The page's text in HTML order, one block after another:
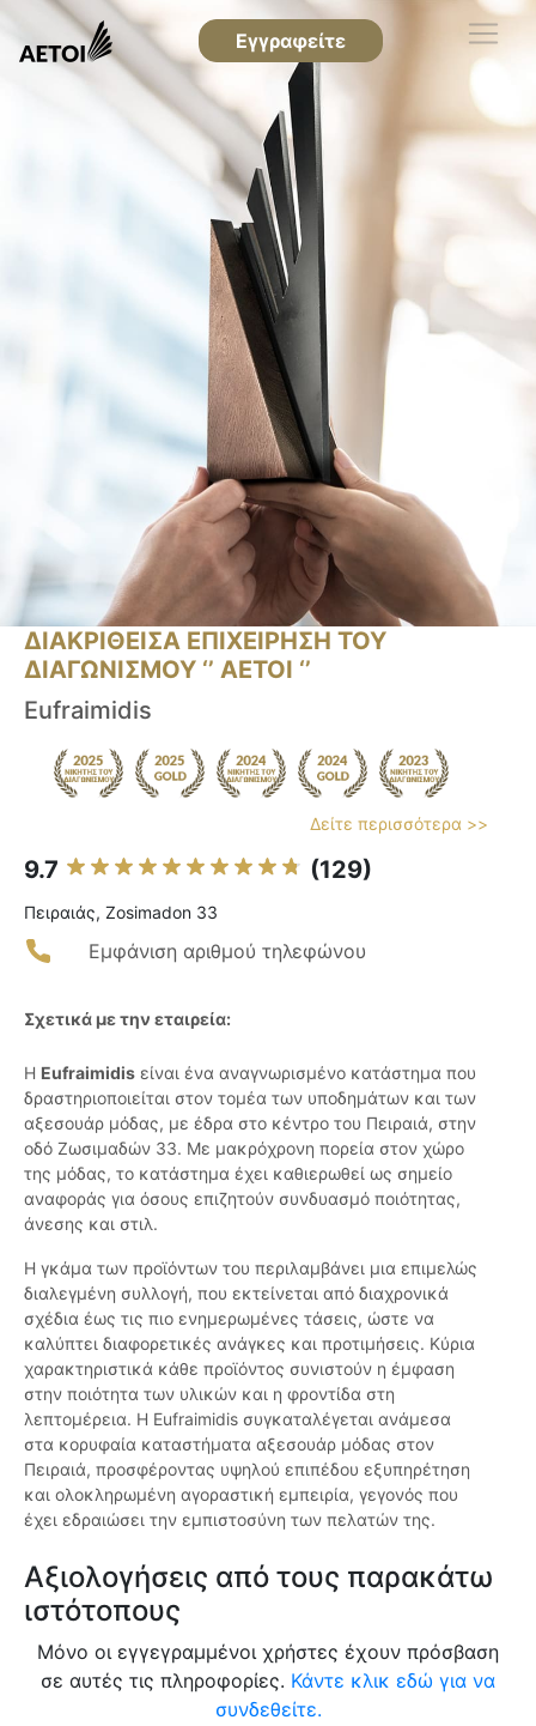
Εγγραφείτε
ΔΙΑΚΡΙΘΕΙΣΑ ΕΠΙΧΕΙΡΗΣΗ ΤΟΥ
ΔΙΑΓΩΝΙΣΜΟΥ ‘’ ΑΕΤΟΙ ‘’
Eufraimidis
Δείτε περισσότερα >>
9.7 (129)
Πειραιάς, Zosimadon 33
Εμφάνιση αριθμού τηλεφώνου
Σχετικά με την εταιρεία:
Η Eufraimidis είναι ένα αναγνωρισμένο κατάστημα που
δραστηριοποιείται στον τομέα των υποδημάτων και των
αξεσουάρ μόδας, με έδρα στο κέντρο του Πειραιά, στην
οδό Ζωσιμαδών 33. Με μακρόχρονη πορεία στον χώρο
της μόδας, το κατάστημα έχει καθιερωθεί ως σημείο
αναφοράς για όσους επιζητούν συνδυασμό ποιότητας,
άνεσης και στιλ.
Η γκάμα των προϊόντων του περιλαμβάνει μια επιμελώς
διαλεγμένη συλλογή, που εκτείνεται από διαχρονικά
σχέδια έως τις πιο ενημερωμένες τάσεις, ώστε να
καλύπτει διαφορετικές ανάγκες και προτιμήσεις. Κύρια
χαρακτηριστικά κάθε προϊόντος συνιστούν η έμφαση
στην ποιότητα των υλικών και η φροντίδα στη
λεπτομέρεια. Η Eufraimidis συγκαταλέγεται ανάμεσα
στα κορυφαία καταστήματα αξεσουάρ μόδας στον
Πειραιά, προσφέροντας υψηλού επιπέδου εξυπηρέτηση
και ολοκληρωμένη αγοραστική εμπειρία, γεγονός που
έχει εδραιώσει την εμπιστοσύνη των πελατών της.
Αξιολογήσεις από τους παρακάτω
ιστότοπους
Μόνο οι εγγεγραμμένοι χρήστες έχουν πρόσβαση
σε αυτές τις πληροφορίες. Κάντε κλικ εδώ για να
συνδεθείτε.